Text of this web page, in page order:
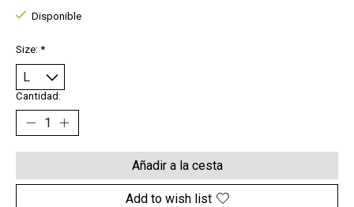
Disponible
Size: *
Cantidad:
Añadir a la cesta
Add to wish list